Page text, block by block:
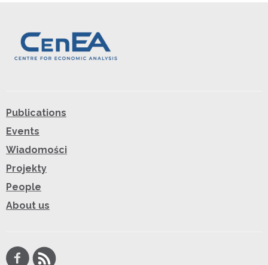
Publications
Events
Wiadomości
Projekty
People
About us
Facebook
RSS